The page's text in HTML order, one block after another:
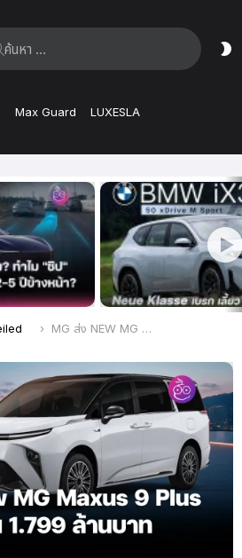
Max Guard LUXESLA
MG ส่ง NEW MG MAXUS 9 PLUS ให้คนไทยครอบครอง e-MPV ในราคาที่ “คุ้มค่า” มากขึ้น เพียง 1,799,000 บาท